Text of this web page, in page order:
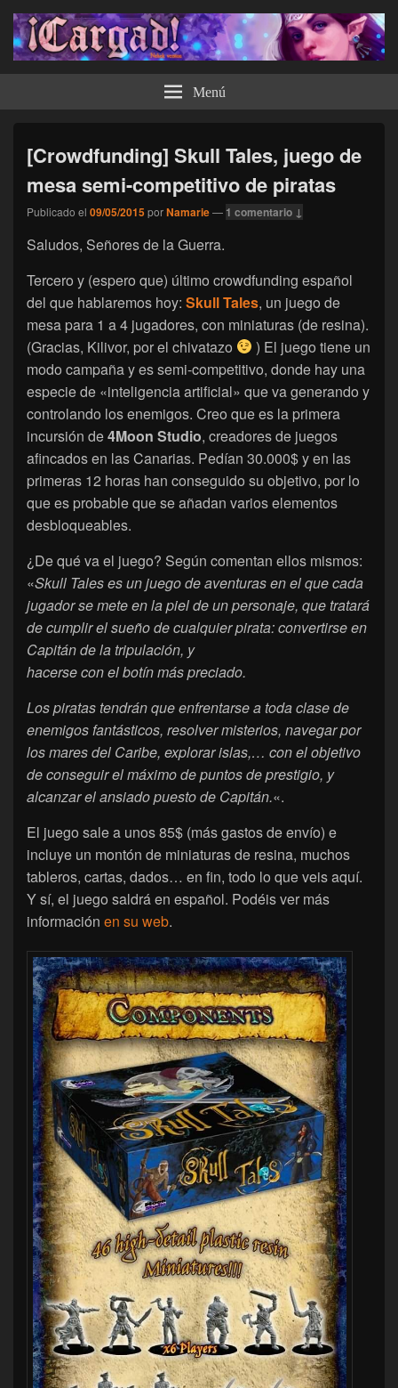
¡Cargad! Menú
[Crowdfunding] Skull Tales, juego de
mesa semi-competitivo de piratas
Publicado el 09/05/2015porNamarie— 1 comentario ↓
Saludos, Señores de la Guerra.
Tercero y (espero que) último crowdfunding español
del que hablaremos hoy: Skull Tales, un juego de
mesa para 1 a 4 jugadores, con miniaturas (de resina).
(Gracias, Kilivor, por el chivatazo
) El juego tiene un
modo campaña y es semi-competitivo, donde hay una
especie de «inteligencia artificial» que va generando y
controlando los enemigos. Creo que es la primera
incursión de4Moon Studio, creadores de juegos
afincados en las Canarias. Pedían 30.000$ y en las
primeras 12 horas han conseguido su objetivo, por lo
que es probable que se añadan varios elementos
desbloqueables.
¿De qué va el juego? Según comentan ellos mismos:
«Skull Tales es un juego de aventuras en el que cada
jugador se mete en la piel de un personaje, que tratará
de cumplir el sueño de cualquier pirata: convertirse en
Capitán de la tripulación, y
hacerse con el botín más preciado.
Los piratas tendrán que enfrentarse a toda clase de
enemigos fantásticos, resolver misterios, navegar por
los mares del Caribe, explorar islas,… con el objetivo
de conseguir el máximo de puntos de prestigio, y
alcanzar el ansiado puesto de Capitán.«.
El juego sale a unos 85$ (más gastos de envío) e
incluye un montón de miniaturas de resina, muchos
tableros, cartas, dados… en fin, todo lo que veis aquí.
Y sí, el juego saldrá en español. Podéis ver más
información en su web.